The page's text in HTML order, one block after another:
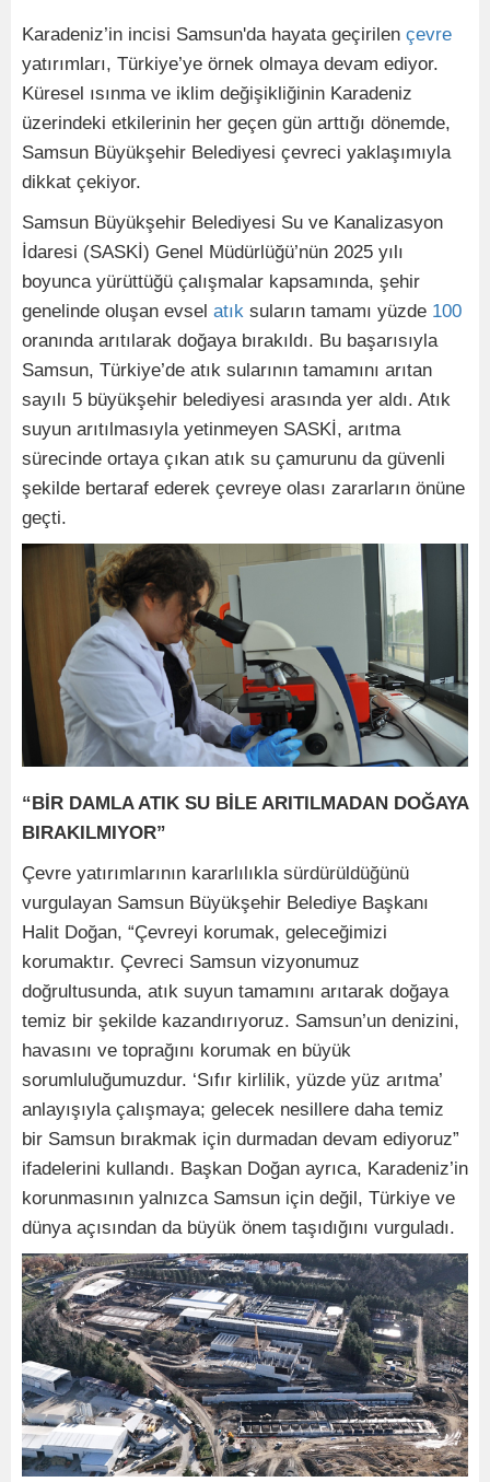
Karadeniz’in incisi Samsun'da hayata geçirilen çevre
yatırımları, Türkiye’ye örnek olmaya devam ediyor.
Küresel ısınma ve iklim değişikliğinin Karadeniz
üzerindeki etkilerinin her geçen gün arttığı dönemde,
Samsun Büyükşehir Belediyesi çevreci yaklaşımıyla
dikkat çekiyor.
Samsun Büyükşehir Belediyesi Su ve Kanalizasyon
İdaresi (SASKİ) Genel Müdürlüğü’nün 2025 yılı
boyunca yürüttüğü çalışmalar kapsamında, şehir
genelinde oluşan evsel atık suların tamamı yüzde 100
oranında arıtılarak doğaya bırakıldı. Bu başarısıyla
Samsun, Türkiye’de atık sularının tamamını arıtan
sayılı 5 büyükşehir belediyesi arasında yer aldı. Atık
suyun arıtılmasıyla yetinmeyen SASKİ, arıtma
sürecinde ortaya çıkan atık su çamurunu da güvenli
şekilde bertaraf ederek çevreye olası zararların önüne
geçti.
“BİR DAMLA ATIK SU BİLE ARITILMADAN DOĞAYA
BIRAKILMIYOR”
Çevre yatırımlarının kararlılıkla sürdürüldüğünü
vurgulayan Samsun Büyükşehir Belediye Başkanı
Halit Doğan, “Çevreyi korumak, geleceğimizi
korumaktır. Çevreci Samsun vizyonumuz
doğrultusunda, atık suyun tamamını arıtarak doğaya
temiz bir şekilde kazandırıyoruz. Samsun’un denizini,
havasını ve toprağını korumak en büyük
sorumluluğumuzdur. ‘Sıfır kirlilik, yüzde yüz arıtma’
anlayışıyla çalışmaya; gelecek nesillere daha temiz
bir Samsun bırakmak için durmadan devam ediyoruz”
ifadelerini kullandı. Başkan Doğan ayrıca, Karadeniz’in
korunmasının yalnızca Samsun için değil, Türkiye ve
dünya açısından da büyük önem taşıdığını vurguladı.